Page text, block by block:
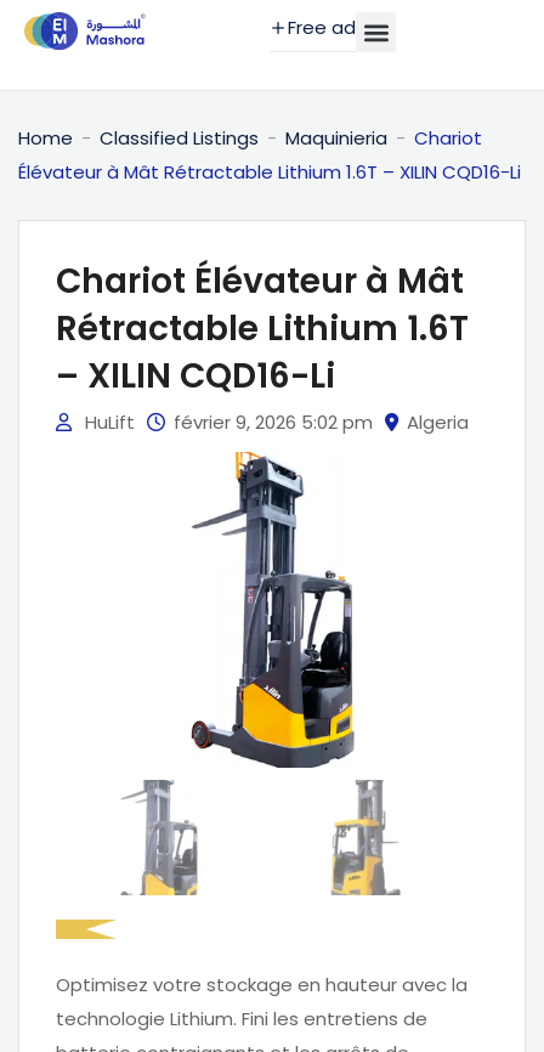
Free ad
Home Classified Listings Maquinieria
Chariot
Élévateur à Mât Rétractable Lithium 1.6T – XILIN CQD16-Li
Chariot Élévateur à Mât
Rétractable Lithium 1.6T
– XILIN CQD16-Li
HuLift février 9, 2026 5:02 pm Algeria
Optimisez votre stockage en hauteur avec la
technologie Lithium. Fini les entretiens de